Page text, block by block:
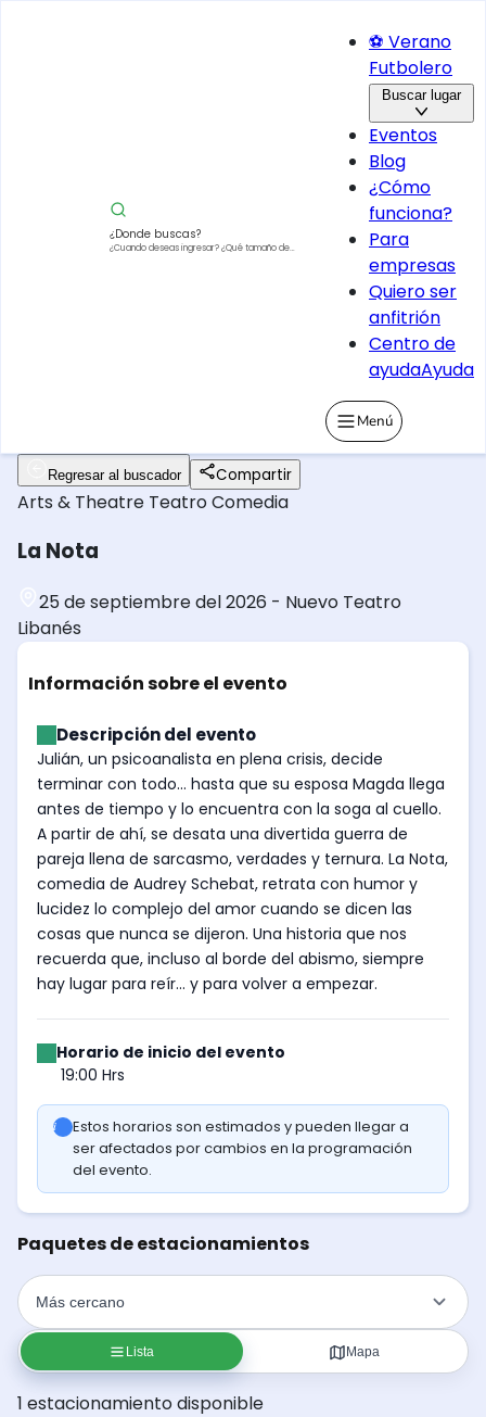
¿Donde buscas?
¿Cuando deseas ingresar?¿Qué tamaño de
⚽ Verano
Futbolero
Buscar lugar
Eventos
Blog
¿Cómo
funciona?
Para
empresas
Quiero ser
anfitrión
Centro de
ayudaAyuda
Menú
Regresar al buscador Compartir
Arts & Theatre TeatroComedia
La Nota
25 de septiembre del 2026 - Nuevo Teatro
Libanés
Información sobre el evento
Descripción del evento
Julián, un psicoanalista en plena crisis, decide
terminar con todo... hasta que su esposa Magda llega
antes de tiempo y lo encuentra con la soga al cuello.
A partir de ahí, se desata una divertida guerra de
pareja llena de sarcasmo, verdades y ternura. La Nota,
comedia de Audrey Schebat, retrata con humor y
lucidez lo complejo del amor cuando se dicen las
cosas que nunca se dijeron. Una historia que nos
recuerda que, incluso al borde del abismo, siempre
hay lugar para reír... y para volver a empezar.
Horario de inicio del evento
19:00 Hrs
Estos horarios son estimados y pueden llegar a
ser afectados por cambios en la programación
del evento.
Paquetes de estacionamientos
Lista Mapa
1 estacionamiento disponible